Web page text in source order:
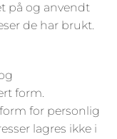
på og anvendt
de har brukt.
form.
for personlig
lagres ikke i